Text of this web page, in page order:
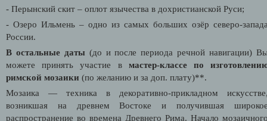
- Перынский скит – оплот язычества в дохристианской Руси;
- Озеро Ильмень – одно из самых больших озёр северо-
России.
В остальные даты (до и после периода речной навигации)
можете принять участие вмастер-классе по
римской мозаики (по желанию и за доп. плату)**.
Мозаика — техника в декоративно-прикладном
возникшая на древнем Востоке и получившая
распространение во времена Древнего Рима. Начало